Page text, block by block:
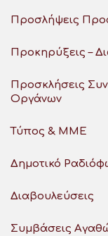
Προσλήψεις
Προκηρύξεις –
Προσκλήσεις
Οργάνων
Τύπος & ΜΜΕ
Δημοτικό
Διαβουλεύσεις
Συμβάσεις